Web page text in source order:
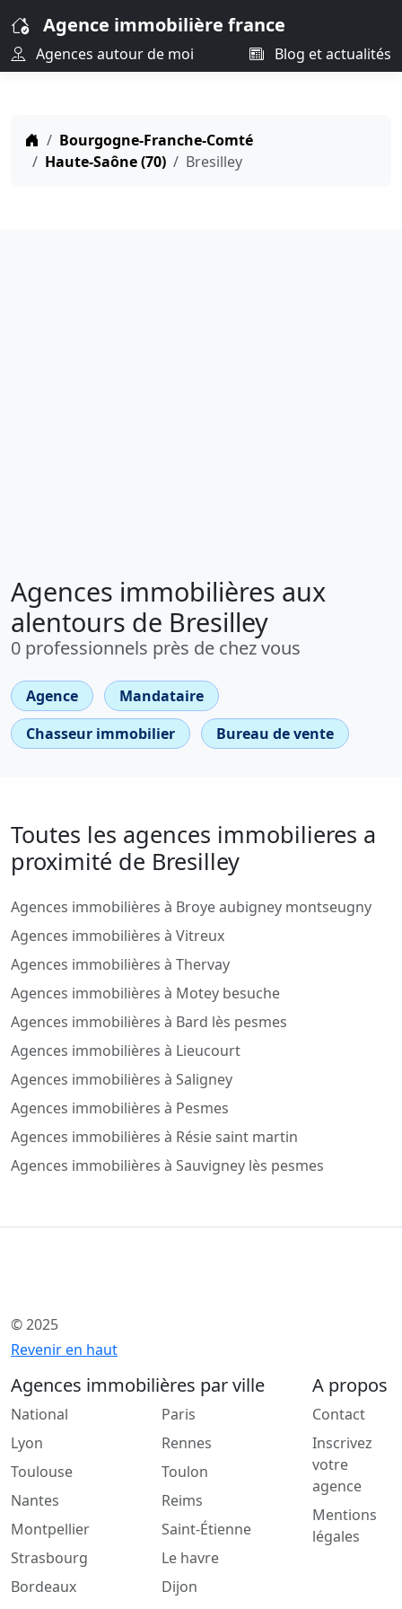
Agence immobilière france
Agences autour de moi Blog et actualités
Bourgogne-Franche-Comté
Haute-Saône (70)
Bresilley
Agences immobilières aux
alentours de Bresilley
0 professionnels près de chez vous
Agence
Mandataire
Chasseur immobilier
Bureau de vente
Toutes les agences immobilieres a
proximité de Bresilley
Agences immobilières à Broye aubigney montseugny
Agences immobilières à Vitreux
Agences immobilières à Thervay
Agences immobilières à Motey besuche
Agences immobilières à Bard lès pesmes
Agences immobilières à Lieucourt
Agences immobilières à Saligney
Agences immobilières à Pesmes
Agences immobilières à Résie saint martin
Agences immobilières à Sauvigney lès pesmes
© 2025
Revenir en haut
Agences immobilières par ville
National
Lyon
Toulouse
Nantes
Montpellier
Strasbourg
Bordeaux
Paris
Rennes
Toulon
Reims
Saint-Étienne
Le havre
Dijon
A propos
Contact
Inscrivez
votre
agence
Mentions
légales